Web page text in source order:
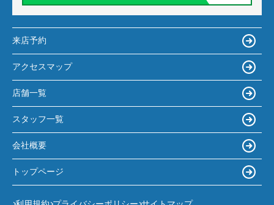
来店予約
アクセスマップ
店舗一覧
スタッフ一覧
会社概要
トップページ